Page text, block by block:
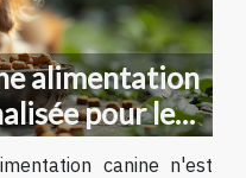
alimentation
pour les
canine n'est